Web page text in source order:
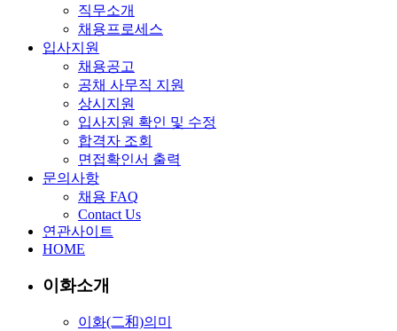
직무소개
채용프로세스
입사지원
채용공고
공채 사무직 지원
상시지원
입사지원 확인 및 수정
합격자 조회
면접확인서 출력
문의사항
채용 FAQ
Contact Us
연관사이트
HOME
이화소개
이화(二和)의미